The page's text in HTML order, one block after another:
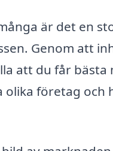
är det en
Genom att
att du får bästa
företag och